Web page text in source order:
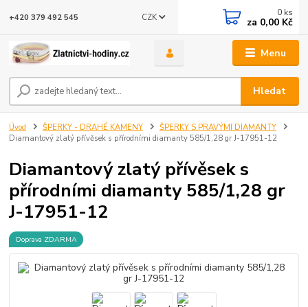
Menu
CZK
Hledat
+420 379 492 545 0 ks
za 0,00 Kč
Úvod ŠPERKY - DRAHÉ KAMENY
ŠPERKY S PRAVÝMI DIAMANTY
Diamantový zlatý přívěsek s přírodními diamanty 585/1,28 gr J-17951-12
Diamantový zlatý přívěsek s
přírodními diamanty 585/1,28 gr
J-17951-12
Doprava ZDARMA